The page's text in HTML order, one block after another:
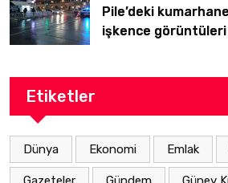
Pile’deki
işkence
Etiketler
Dünya Ekonomi Emlak